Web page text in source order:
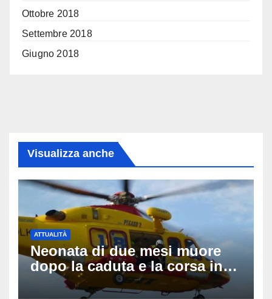
Ottobre 2018
Settembre 2018
Giugno 2018
Visualizza anche
ATTUALITÀ
Neonata di due mesi muore
dopo la caduta e la corsa in
ospedale: da Guilmi a Vasto,